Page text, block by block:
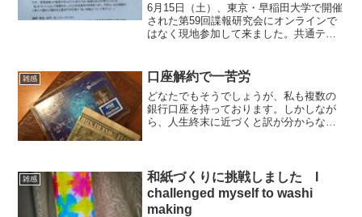
6月15日（土）、東京・早稲田大学で開催
された第59回諜報研究会にオンラインで
はなく現地参加して来ました。共通テー
とシリアでそれぞれ長年拘束監禁されて
解放されたお二人の...
雑感 口座解約で一苦労
どなたでもそうでしょうが、私も複数の
銀行口座を持っております。しかしなが
ら、人生終末に近づくと訳が分からなく
ました。残高もゼロです。...
雑感
和紙づくりに挑戦しました I
challenged myself to washi
making